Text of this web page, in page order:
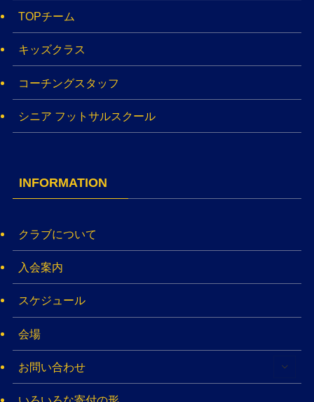
TOPチーム
キッズクラス
コーチングスタッフ
シニア フットサルスクール
INFORMATION
クラブについて
入会案内
スケジュール
会場
お問い合わせ